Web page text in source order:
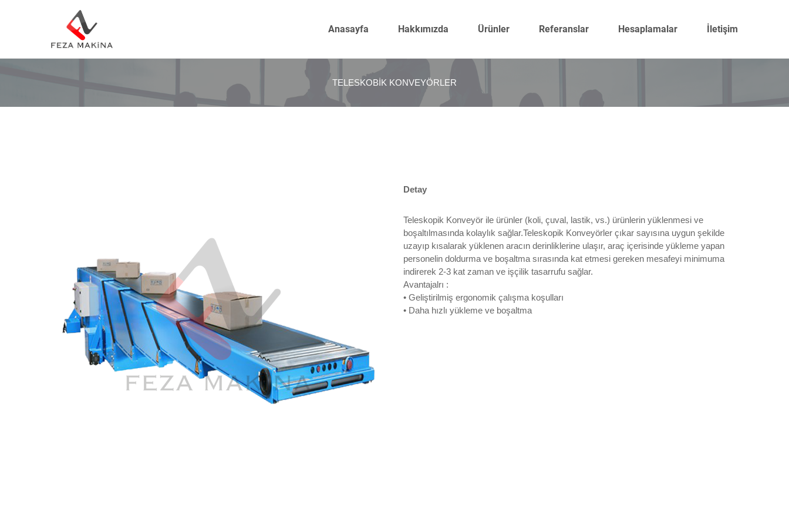
Anasayfa Hakkımızda Ürünler Referanslar Hesaplamalar İletişim
TELESKOBIK KONVEYÖRLER
Detay
Teleskopik Konveyör ile ürünler (koli, çuval, lastik, vs.) ürünlerin yüklenmesi ve
boşaltılmasında kolaylık sağlar.Teleskopik Konveyörler çıkar sayısına uygun şekilde
uzayıp kısalarak yüklenen aracın derinliklerine ulaşır, araç içerisinde yükleme yapan
personelin doldurma ve boşaltma sırasında kat etmesi gereken mesafeyi minimuma
indirerek 2-3 kat zaman ve işçilik tasarrufu sağlar.
Avantajalrı :
• Geliştirilmiş ergonomik çalışma koşulları
• Daha hızlı yükleme ve boşaltma